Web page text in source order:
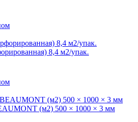
8,4 м2/упак.
(м2) 500 × 1000 × 3 мм